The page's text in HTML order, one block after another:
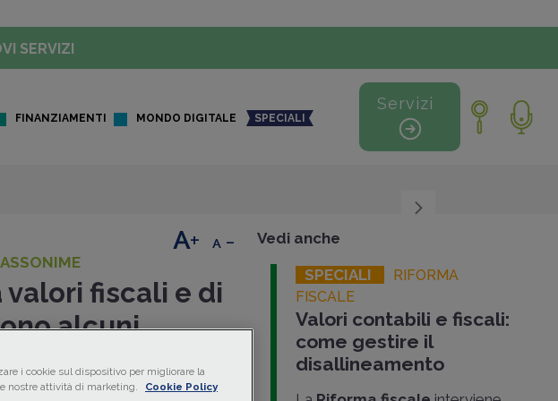
SERVIZI
FINANZIAMENTI MONDO DIGITALE SPECIALI
Servizi
fiscali e di
alcuni
dal D.Lgs. 192/2024 per
+ - Vedi anche
SPECIALI
RIFORMA
FISCALE
Valori contabili e fiscali:
come gestire il
disallineamento
i cookie sul dispositivo per migliorare la
nostre attività di marketing.
Cookie Policy